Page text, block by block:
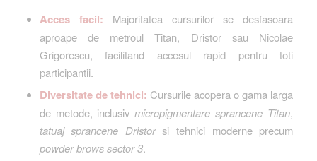
Acces facil: Majoritatea cursurilor se desfasoara
aproape de metroul Titan, Dristor sau Nicolae
Grigorescu, facilitand accesul rapid pentru toti
participantii.
Diversitate de tehnici: Cursurile acopera o gama larga
de metode, inclusivmicropigmentare sprancene Titan,
tatuaj sprancene Dristorsi tehnici moderne precum
powder brows sector 3.